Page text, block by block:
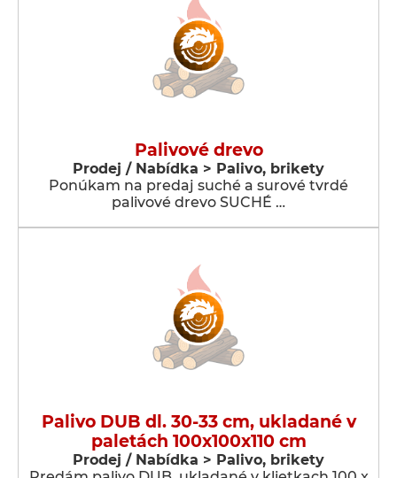
Palivové drevo
Prodej / Nabídka > Palivo, brikety
Ponúkam na predaj suché a surové tvrdé
palivové drevo SUCHÉ …
Palivo DUB dl. 30-33 cm, ukladané v
paletách 100x100x110 cm
Prodej / Nabídka > Palivo, brikety